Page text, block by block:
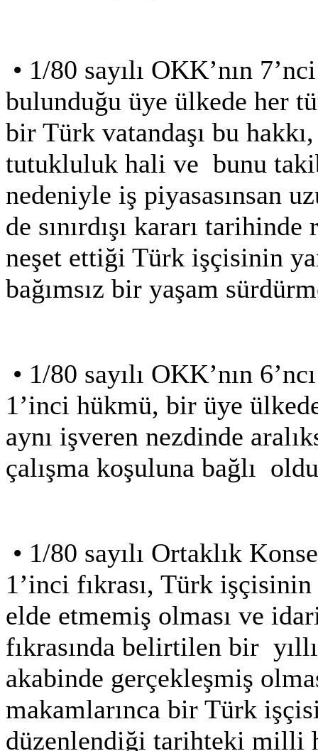
• 1/80 sayılı OKK’nın
bulunduğu üye ülkede her
bir Türk vatandaşı bu
tutukluluk hali ve bunu
nedeniyle iş piyasasınsan
de sınırdışı kararı
neşet ettiği Türk işçisinin
bağımsız bir yaşam
• 1/80 sayılı OKK’nın
1’inci hükmü, bir üye
aynı işveren nezdinde
çalışma koşuluna bağlı
• 1/80 sayılı Ortaklık
1’inci fıkrası, Türk
elde etmemiş olması ve
fıkrasında belirtilen bir
akabinde gerçekleşmiş
makamlarınca bir Türk
düzenlendiği tarihteki milli